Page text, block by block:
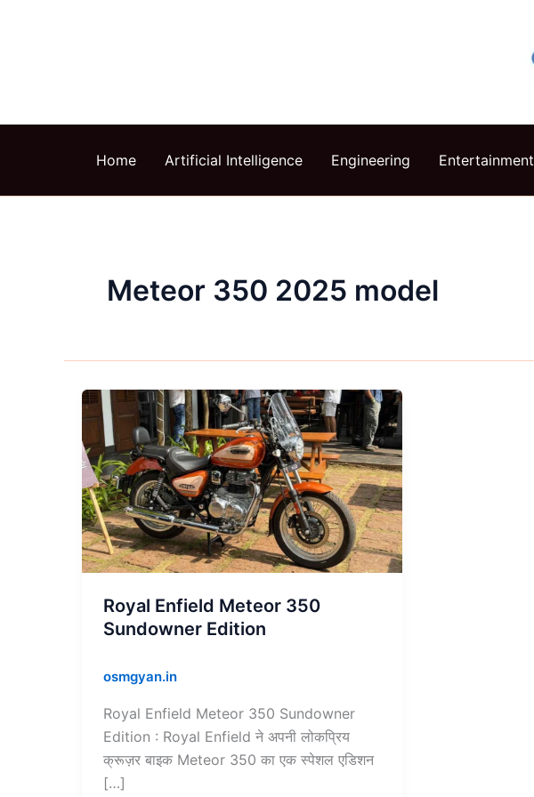
Home Artificial Intelligence Engineering Entertainment
Meteor 350 2025 model
Royal Enfield Meteor 350
Sundowner Edition
osmgyan.in
Royal Enfield Meteor 350 Sundowner
Edition : Royal Enfield ने अपनी लोकप्रिय
क्रूज़र बाइक Meteor 350 का एक स्पेशल एडिशन
[…]
Royal
Enfield
Meteor
350
Sundowner
Edition